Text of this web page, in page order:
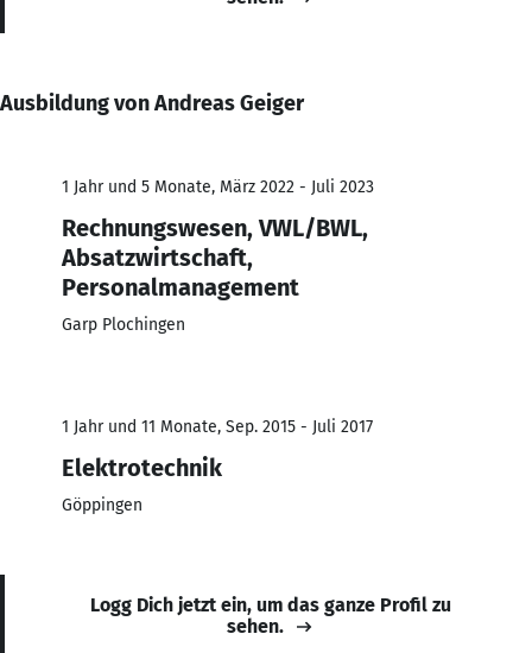
Ausbildung von Andreas Geiger
1 Jahr und 5 Monate, März 2022 - Juli 2023
Rechnungswesen, VWL/BWL,
Absatzwirtschaft,
Personalmanagement
Garp Plochingen
1 Jahr und 11 Monate, Sep. 2015 - Juli 2017
Elektrotechnik
Göppingen
Logg Dich jetzt ein, um das ganze Profil zu
sehen.